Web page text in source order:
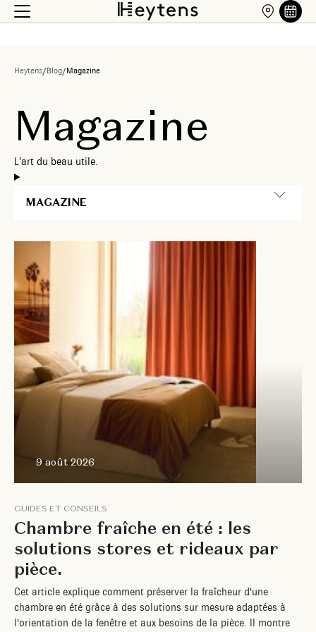
Heytens/Blog/Magazine
Magazine
L’art du beau utile.
MAGAZINE
9 août 2026
GUIDES ET CONSEILS
Chambre fraîche en été : les
solutions stores et rideaux par
pièce.
Cet article explique comment préserver la fraîcheur d'une
chambre en été grâce à des solutions sur mesure adaptées à
l'orientation de la fenêtre et aux besoins de la pièce. Il montre